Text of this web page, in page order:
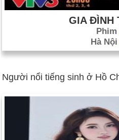
GIA ĐÌNH
Phim
Hà Nội
Người nổi tiếng sinh ở Hồ